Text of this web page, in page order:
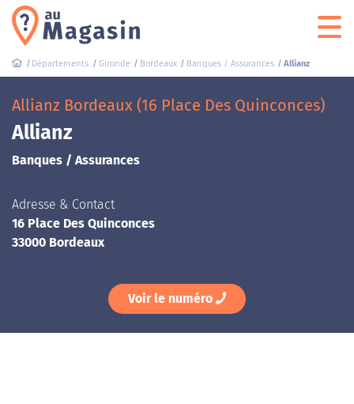
Départements Gironde Bordeaux Banques / Assurances Allianz
Allianz Bordeaux (16 Place Des Quinconces)
Allianz
Banques / Assurances
Adresse & Contact
16 Place Des Quinconces
33000 Bordeaux
Voir le numéro